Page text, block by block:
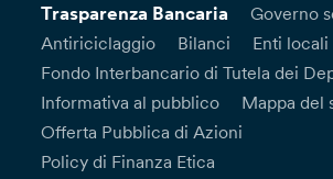
Trasparenza Bancaria
Governo
Antiriciclaggio
Bilanci
Enti locali
Fondo Interbancario di Tutela dei
Informativa al pubblico
Mappa del
Offerta Pubblica di Azioni
Policy di Finanza Etica